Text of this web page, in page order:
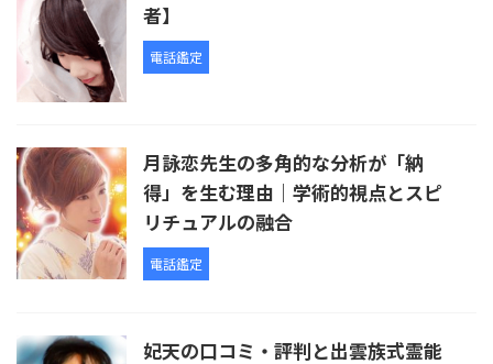
者】
電話鑑定
月詠恋先生の多角的な分析が「納
得」を生む理由｜学術的視点とスピ
リチュアルの融合
電話鑑定
妃天の口コミ・評判と出雲族式霊能